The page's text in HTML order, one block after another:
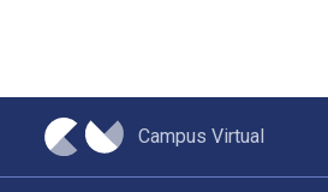
Campus Virtual